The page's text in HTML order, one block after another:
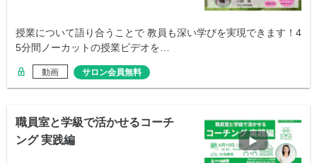
授業について語り合うことで 教員も深い学びを実現できます！4
5分間ノーカットの授業ビデオを…
動画 サロン会員無料
職員室と学級で活かせるコーチ
ング 実践編